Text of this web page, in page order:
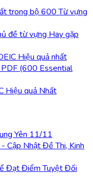
trong bộ 600 Từ vựng
đề từ vựng Hay gặp
Hiệu quả nhất
(600 Essential
Hiệu quả Nhất
Yên 11/11
Cập Nhật Đề Thi, Kinh
Đạt Điểm Tuyệt Đối